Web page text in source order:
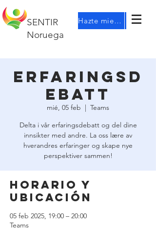
SENTIR
Noruega
Hazte miembro
Erfaringsd
ebatt
mié, 05 feb
  |
Teams
Delta i vår erfaringsdebatt og del dine
innsikter med andre. La oss lære av
hverandres erfaringer og skape nye
perspektiver sammen!
Horario y
ubicación
05 feb 2025, 19:00 – 20:00
Teams